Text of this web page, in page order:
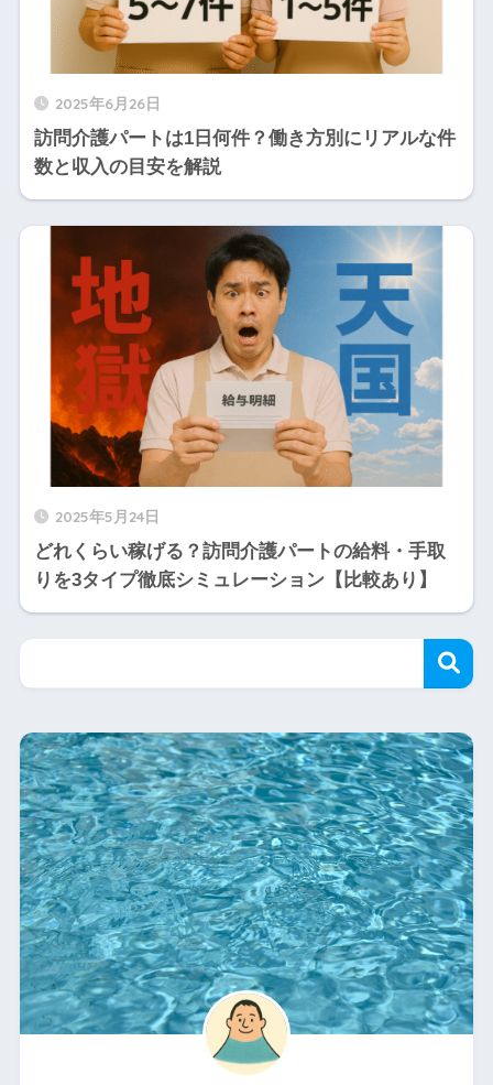
2025年6月26日
訪問介護パートは1日何件？働き方別にリアルな件
数と収入の目安を解説
2025年5月24日
どれくらい稼げる？訪問介護パートの給料・手取
りを3タイプ徹底シミュレーション【比較あり】